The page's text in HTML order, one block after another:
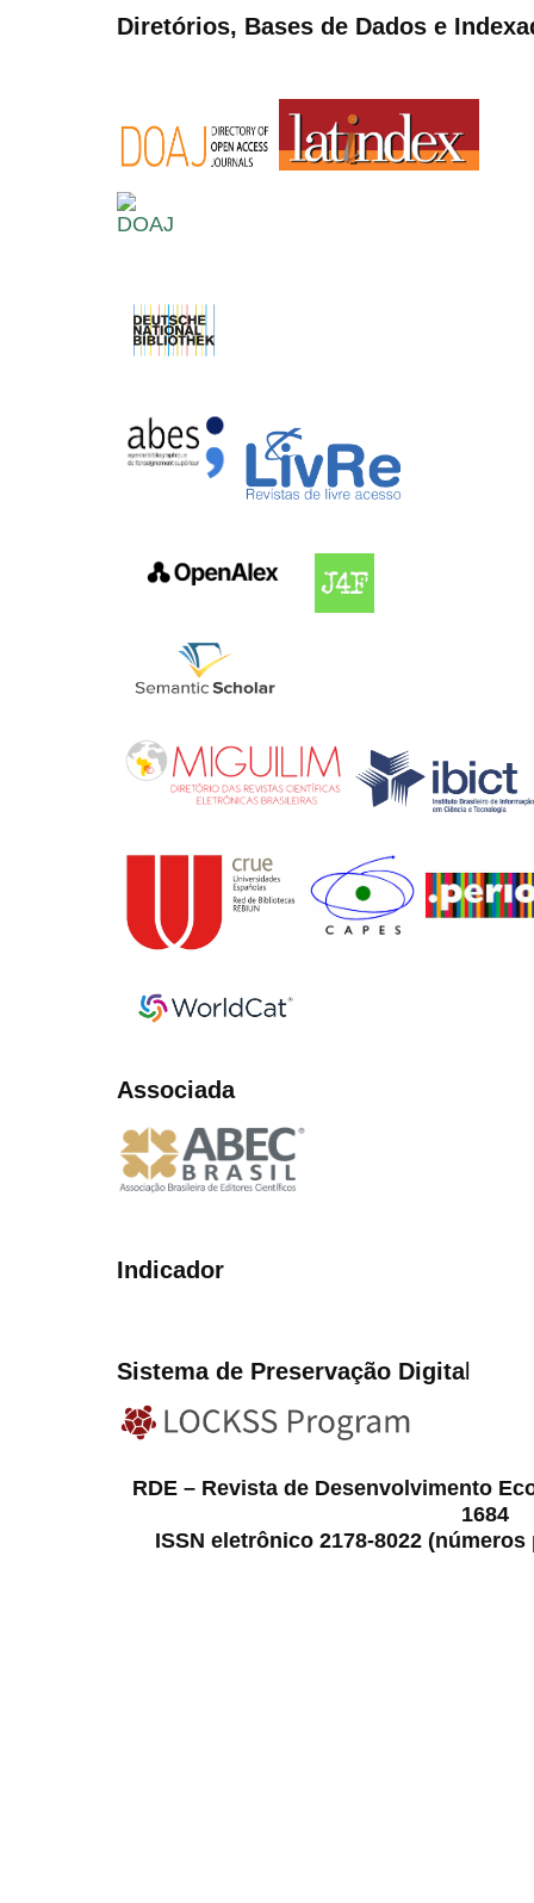
Diretórios, Bases de Dados e
Associada
Indicador
Sistema de Preservação Digital
RDE – Revista de Desenvolvimento
1684
ISSN eletrônico 2178-8022